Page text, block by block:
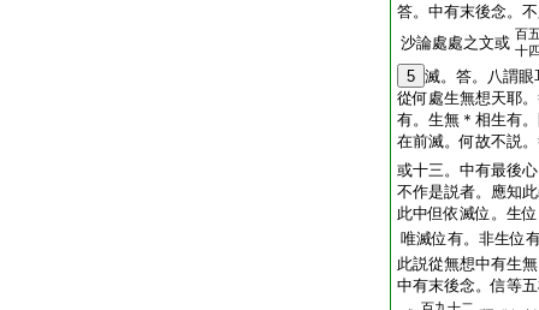
答。中有末後念。
沙論處處之文或 百
十
5 滅。答。八謂
從何處生無想天耶
有。生無＊相生有
在前滅。何故不説
或十三。中有最後
不作是説者。應知
此中但依滅位。生
唯滅位有。非生位
此説從無想中有生
中有末後念。信等